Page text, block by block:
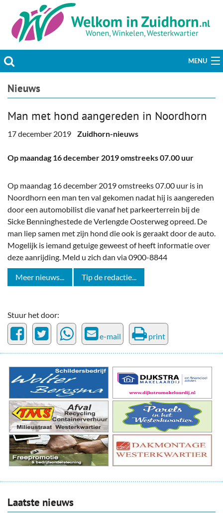
MENU
Actueel
Welzijn & Maatschappij
Bedrijven
Plaats bericht
Nieuws
Man met hond aangereden in Noordhorn
17 december 2019 Zuidhorn-nieuws
Op maandag 16 december 2019 omstreeks 07.00 uur
Op maandag 16 december 2019 omstreeks 07.00 uur is in
Noordhorn een man ten val gekomen nadat hij is aangereden
door een automobilist die vanaf het parkeerterrein bij de
Sicke Benninghestede de Verlengde Oosterweg opreed. De
man liep samen met zijn hond die ook is geraakt door de auto.
Mogelijk is iemand getuige geweest of heeft informatie over
deze aanrijding. Meld u zich dan via 0900-8844
Meer nieuws... Tip de redactie...
Stuur het door:
e-mail print
Laatste nieuws